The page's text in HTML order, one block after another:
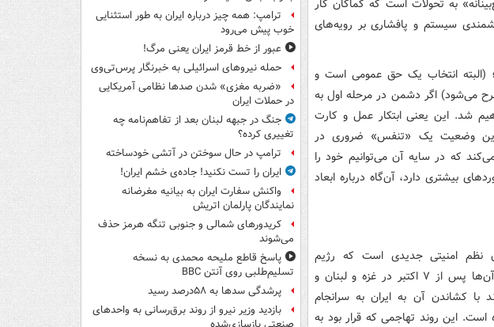
به تحولات است که کماکان کار
سیستم و پافشاری بر رویه‌های
(البته انتخاب یک حق عمومی است و
می‌شود) اگر دشمن در مرحله اول به
شد. این یعنی ابتکار عمل و کارت
وضعیت یک «تنفس» ضروری در
که در سایه آن می‌توانیم خود را
بیشتری دارد، آن‌گاه درباره ابعاد
نظم امنیتی جدیدی است که رژیم
صهیونیستی قصد داشت آن را تثبیت کند. مسیری که آن‌ها پس از ۷ اکتبر در غزه و لبنان و
کشاندن آن به ایران به سرانجام
این روند تهاجمی که قرار بود به
ترامپ: همه چیز درباره ایران به طور استثنایی
خوب پیش می‌رود
عبور از خط قرمز ایران یعنی مرگ!
حمله نیروهای اسرائیلی به خبرنگار پرس‌تی‌وی
«ضربه مغزی» شدن صدها نظامی آمریکایی
در حملات ایران
جنگ در جبهه لبنان بعد از تفاهم‌نامه چه
تغییری کرده؟
ترامپ در حال سوختن در آتشی خودساخته
ایران را تست نکنید! جاده‌ی خشم ایران!
واکنش سفارت ایران به بیانیه مغرضانه
نمایندگان پارلمان اتریش
کریدورهای شمالی و جنوبی تنگه هرمز حذف
می‌شوند
پاسخ قاطع ملیحه محمدی به نسخه
تسلیم‌طلبی روی آنتن BBC
پرشدگی سدها به ۵۸درصد رسید
بازدید وزیر نیرو از روند برق‌رسانی به واحدهای